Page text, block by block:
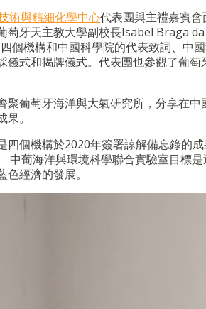
術與精細化學中心代表團與主禮嘉賓
萄牙天主教大學副校長Isabel Braga
個機構和中國科學院的代表致詞、中
式和揭牌儀式。代表團也參觀了葡萄
聚葡萄牙海洋與大氣研究所，分享在
。
四個機構於2020年簽署諒解備忘錄的
中葡海洋與環境科學聯合實驗室目標
經濟的發展。